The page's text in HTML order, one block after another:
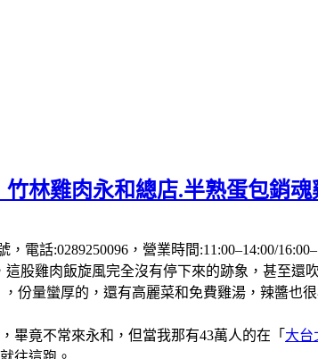
竹林雞肉永和總店.半熟蛋包銷
電話:0289250096，營業時間:11:00–14:00/
股雞肉飯旋風完全沒有停下來的跡象，甚至還
份量蠻厚的，還有高麗菜和免費雞湯，辣醬
畢竟不常來永和，但當我那有43萬人的在「 大台